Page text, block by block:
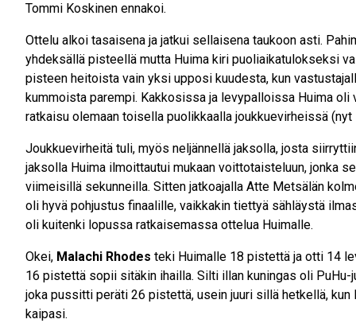
Tommi Koskinen ennakoi.
Ottelu alkoi tasaisena ja jatkui sellaisena taukoon asti.
yhdeksällä pisteellä mutta Huima kiri puoliaikatulokseksi
pisteen heitoista vain yksi upposi kuudesta, kun
kummoista parempi. Kakkosissa ja levypalloissa Huima oli
ratkaisu olemaan toisella puolikkaalla joukkuevirheissä
Joukkuevirheitä tuli, myös neljännellä jaksolla, josta
jaksolla Huima ilmoittautui mukaan voittotaisteluun, jonka
viimeisillä sekunneilla. Sitten jatkoajalla Atte Metsälän
oli hyvä pohjustus finaalille, vaikkakin tiettyä sähläystä
oli kuitenki lopussa ratkaisemassa ottelua Huimalle.
Okei, Malachi Rhodes teki Huimalle 18 pistettä ja otti 14
16 pistettä sopii sitäkin ihailla. Silti illan kuningas oli
joka pussitti peräti 26 pistettä, usein juuri sillä hetkellä,
kaipasi.